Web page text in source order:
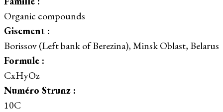
Organic compounds
Gisement :
Borissov (Left bank of Berezina), Minsk Oblast, Belarus
Formule :
CxHyOz
Numéro Strunz :
10C